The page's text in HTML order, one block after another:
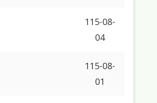
115-08-
04
115-08-
01